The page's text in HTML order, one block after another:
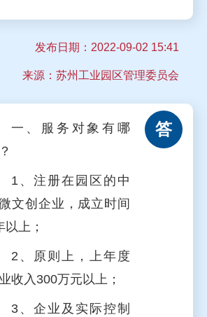
发布日期： 2022-09-02 15:41
来源：苏州工业园区管理委员会
答
一、服务对象有哪
1、注册在园区的中
文创企业，成立时间
以上；
2、原则上，上年度
收入300万元以上；
3、企业及实际控制